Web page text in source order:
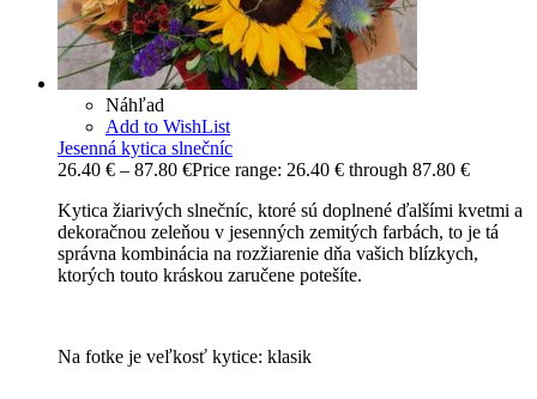
Náhľad
Add to WishList
Jesenná kytica slnečníc
26.40 € – 87.80 €Price range: 26.40 € through 87.80 €
Kytica žiarivých slnečníc, ktoré sú doplnené ďalšími kvetmi a
dekoračnou zeleňou v jesenných zemitých farbách, to je tá
správna kombinácia na rozžiarenie dňa vašich blízkych,
ktorých touto kráskou zaručene potešíte.
Na fotke je veľkosť kytice: klasik